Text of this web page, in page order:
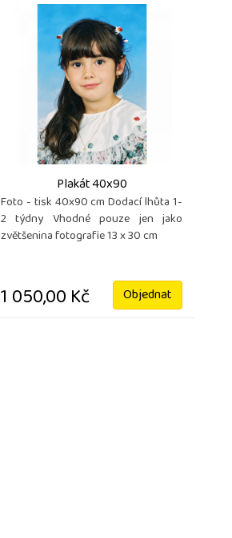
Plakát 40x90
Foto - tisk 40x90 cm Dodací lhůta 1-
2 týdny Vhodné pouze jen jako
zvětšenina fotografie 13 x 30 cm
1 050,00 Kč Objednat